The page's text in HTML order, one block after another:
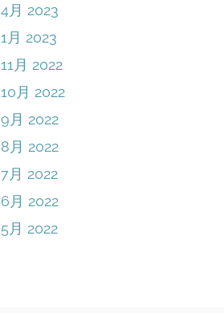
4月 2023
1月 2023
11月 2022
10月 2022
9月 2022
8月 2022
7月 2022
6月 2022
5月 2022